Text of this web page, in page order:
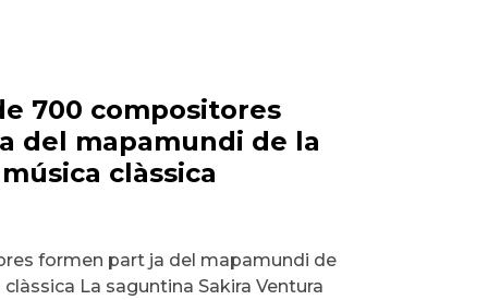
700 compositores
del mapamundi de la
clàssica
formen part ja del mapamundi de
La saguntina Sakira Ventura